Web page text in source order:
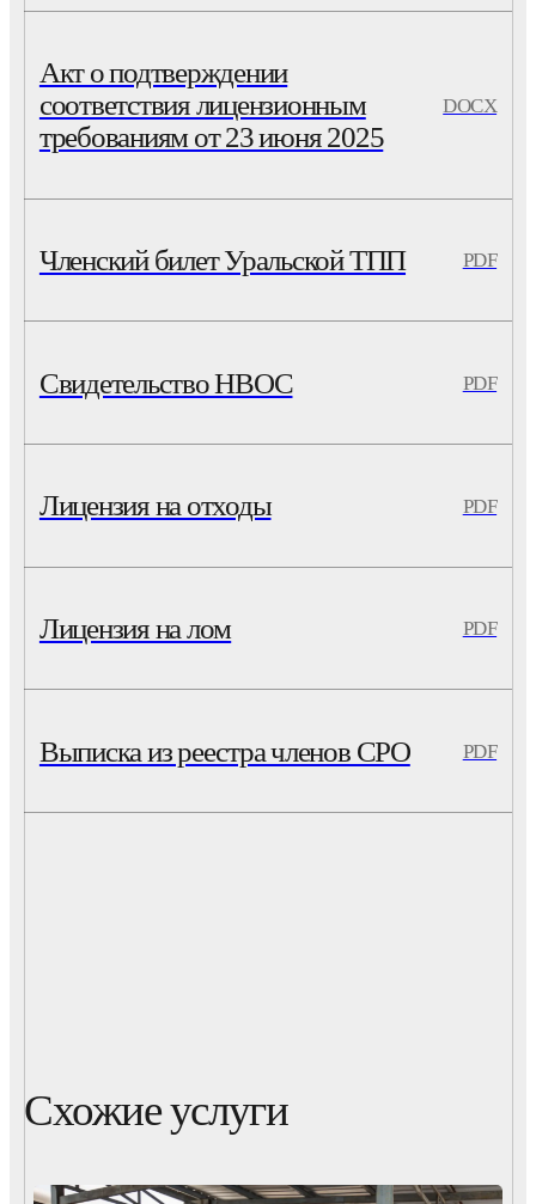
Акт о подтверждении
соответствия лицензионным
требованиям от 23 июня 2025
DOCX
Членский билет Уральской ТПП PDF
Свидетельство НВОС PDF
Лицензия на отходы PDF
Лицензия на лом PDF
Выписка из реестра членов СРО PDF
Схожие услуги